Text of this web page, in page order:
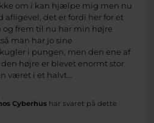
om i kan hjælpe mig men nu
afligevel, det er fordi her for et
og frem til nu har min højre
man har jo sine
i pungen, men den ene af
højre er blevet enormt stor
været i et halvt...
Cyberhushar svaret på dette